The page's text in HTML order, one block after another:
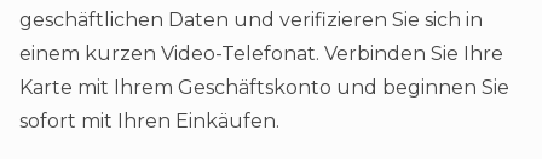
geschäftlichen Daten und verifizieren Sie sich in
einem kurzen Video-Telefonat. Verbinden Sie Ihre
Karte mit Ihrem Geschäftskonto und beginnen Sie
sofort mit Ihren Einkäufen.